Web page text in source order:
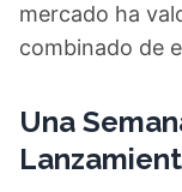
mercado ha
combinado de
Una